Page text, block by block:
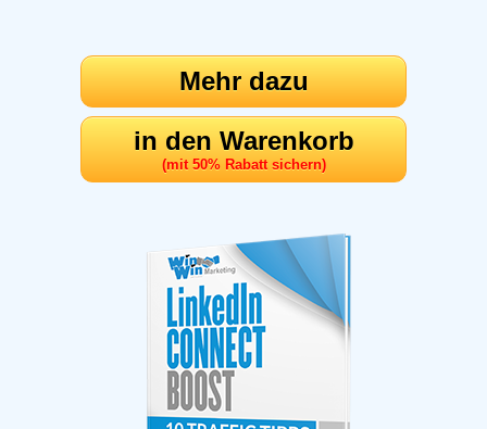
Mehr dazu
in den Warenkorb
(mit 50% Rabatt sichern)